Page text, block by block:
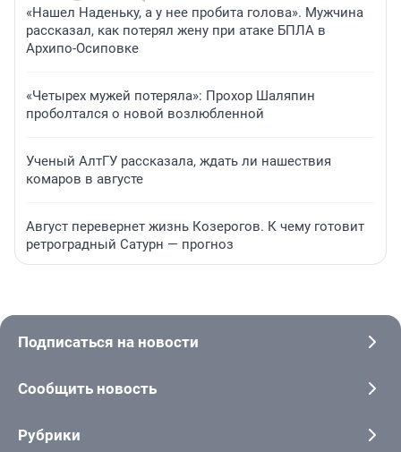
«Нашел Наденьку, а у нее пробита голова». Мужчина
рассказал, как потерял жену при атаке БПЛА в
Архипо-Осиповке
«Четырех мужей потеряла»: Прохор Шаляпин
проболтался о новой возлюбленной
Ученый АлтГУ рассказала, ждать ли нашествия
комаров в августе
Август перевернет жизнь Козерогов. К чему готовит
ретроградный Сатурн — прогноз
Подписаться на новости
Сообщить новость
Рубрики